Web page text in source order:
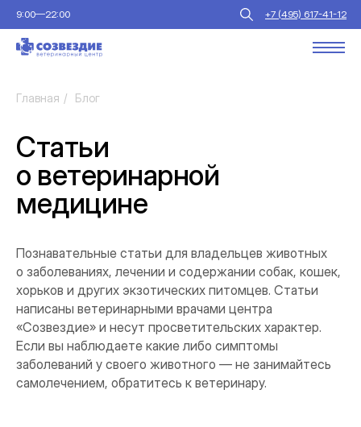
9:00—22:00 +7 (495) 617-41-12
Главная / Блог
Статьи
о ветеринарной
медицине
Познавательные статьи для владельцев животных
о заболеваниях, лечении и содержании собак, кошек,
хорьков и других экзотических питомцев. Статьи
написаны ветеринарными врачами центра
«Созвездие» и несут просветительских характер.
Если вы наблюдаете какие либо симптомы
заболеваний у своего животного — не занимайтесь
самолечением, обратитесь к ветеринару.